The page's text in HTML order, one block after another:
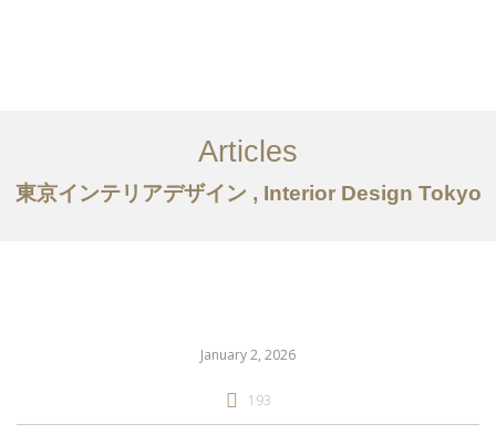
サービス
記事
Articles
東京インテリアデザイン , Interior Design Tokyo
January 2, 2026
193